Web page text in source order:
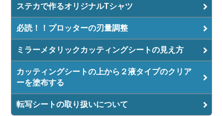
ステカで作るオリジナルTシャツ
必読！！プロッターの刃量調整
ミラーメタリックカッティングシートの見え方
カッティングシートの上から２液タイプのクリア
ーを塗布する
転写シートの取り扱いについて